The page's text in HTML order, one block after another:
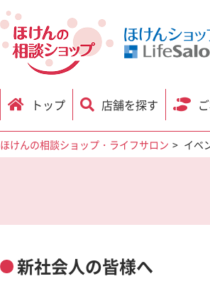
トップ 店舗を探す
ほけんの相談ショップ・ライフサロン イベ
新社会人の皆様へ